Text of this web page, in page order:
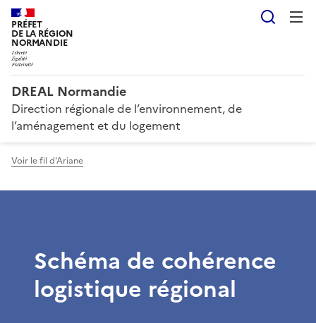
PRÉFET
DE LA RÉGION
NORMANDIE
DREAL Normandie
Direction régionale de l’environnement, de
l’aménagement et du logement
Voir le fil d'Ariane
Schéma de cohérence
logistique régional